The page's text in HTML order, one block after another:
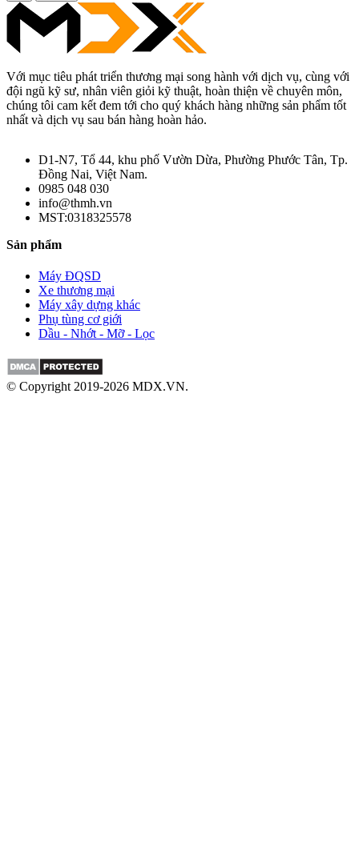
Với mục tiêu phát triển thương mại song hành với dịch vụ, cùng với
đội ngũ kỹ sư, nhân viên giỏi kỹ thuật, hoàn thiện về chuyên môn,
chúng tôi cam kết đem tới cho quý khách hàng những sản phẩm tốt
nhất và dịch vụ sau bán hàng hoàn hảo.
D1-N7, Tổ 44, khu phố Vườn Dừa, Phường Phước Tân, Tp.
Đồng Nai, Việt Nam.
0985 048 030
info@thmh.vn
MST:0318325578
Sản phẩm
Máy ĐQSD
Xe thương mại
Máy xây dựng khác
Phụ tùng cơ giới
Dầu - Nhớt - Mỡ - Lọc
© Copyright 2019-2026 MDX.VN.